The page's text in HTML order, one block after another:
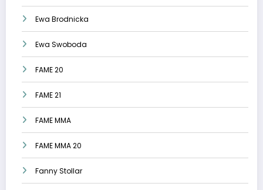
Ewa Brodnicka
Ewa Swoboda
FAME 20
FAME 21
FAME MMA
FAME MMA 20
Fanny Stollar